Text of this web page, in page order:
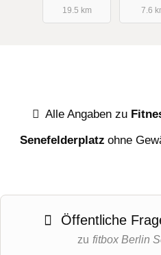
19.5 km
7.6
Alle Angaben zu
Senefelderplatz ohne
Öffentliche
zu fitbox Berlin